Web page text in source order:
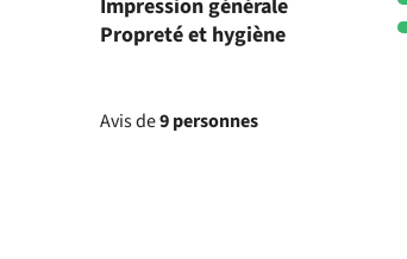
Impression générale
Propreté et hygiène
Avis de9 personnes